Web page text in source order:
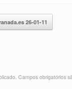
26-01-11
Campos obrigatórios